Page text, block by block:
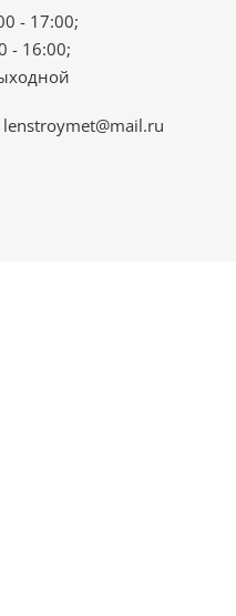
- 17:00;
- 16:00;
lenstroymet@mail.ru